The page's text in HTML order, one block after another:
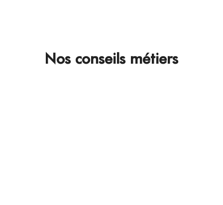
Nos conseils métiers